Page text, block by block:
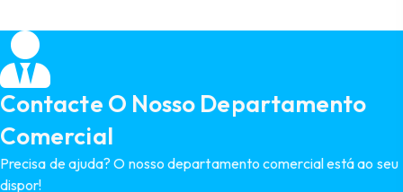
Contacte O Nosso Departamento
Comercial
Precisa de ajuda? O nosso departamento comercial está ao seu
dispor!